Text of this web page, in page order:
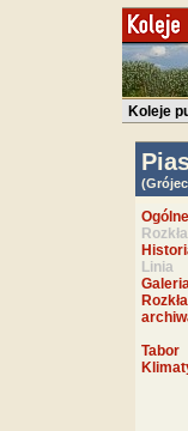
Koleje
Ogólne
Linia
Tabor